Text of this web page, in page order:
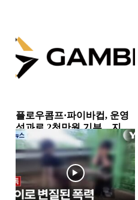
플로우콤프·파이바컵, 운영
성과로 2천만원 기부…지역
사회 상생 실천
뉴스